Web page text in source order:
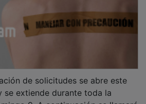
se extiende durante toda la
9. A continuación se llamará